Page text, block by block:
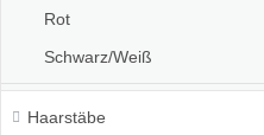
Rot
Schwarz/Weiß
Haarstäbe